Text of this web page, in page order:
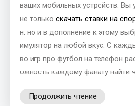
ваших мобильных устройств. Вы
не только скачать ставки на
н, но и в дополнение к этому
имулятор на любой вкус. С
во игр про футбол на телефон
ожность каждому фанату найти
Продолжить чтение